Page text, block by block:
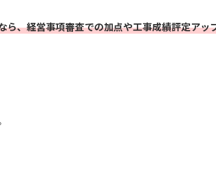
ら、経営事項審査での加点や工事成績評定アッ